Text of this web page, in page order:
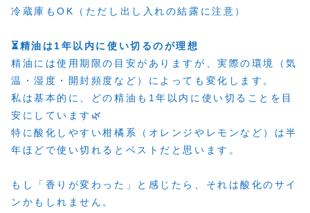
冷蔵庫もOK（ただし出し入れの結露に注意）
⏳精油は1年以内に使い切るのが理想
精油には使用期限の目安がありますが、実際の環境（気
温・湿度・開封頻度など）によっても変化します。
私は基本的に、どの精油も1年以内に使い切ることを目
安にしています🌿
特に酸化しやすい柑橘系（オレンジやレモンなど）は半
年ほどで使い切れるとベストだと思います。
もし「香りが変わった」と感じたら、それは酸化のサイ
ンかもしれません。